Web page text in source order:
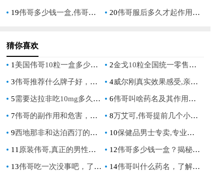
19伟哥多少钱一盒,伟哥是增加硬度还是延长时间：全面解析功效与价格 20伟哥服后多久才起作用,了解药物生效时间与影响因素
猜你喜欢
1 美国伟哥10粒一盒多少钱,正品价格与购买渠道全解析 2金戈10粒全国统一零售价，了解最新价格信息
3伟哥推荐什么牌子好，选择正规渠道购买确保品质安全 4威尔刚真实效果感受,亲身体验分享
5需要达拉非吃10mg多久才有效？达拉非使用方法详解。 6伟哥叫啥药名及其作用原理详解
7伟哥的副作用和危害，长期服用对身体的影响与注意事项 8万艾可,伟哥提前几个小时吃,最佳服用时间指南
9西地那非和达泊西汀的区别,哪个更适合治疗勃起功能障碍和早泄 10保健品男士专卖,专业呵护男性健康
11 原装伟哥,真正的男性健康守护者 12伟哥多少钱一盒？揭秘市场价格行情
13伟哥吃一次没事吧，了解正确使用方法和注意事项 14伟哥叫什么药名，了解其正确名称及使用注意事项